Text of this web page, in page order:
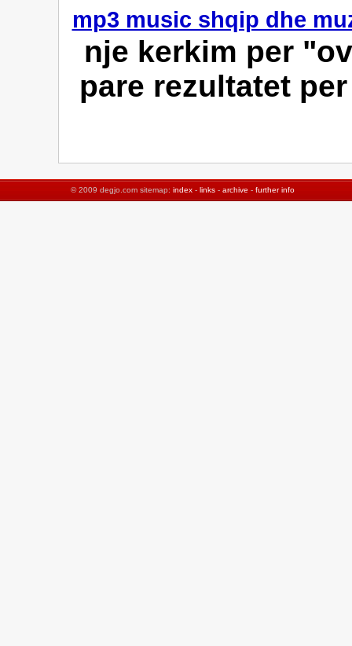
mp3 music shqip dhe
nje kerkim per
pare rezultatet
© 2009 degjo.com sitemap: index - links - archive - further info